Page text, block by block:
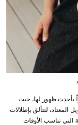
بأحدث ظهور لها، حيث
لتتألق بإطلالات
التي تناسب الأوقات